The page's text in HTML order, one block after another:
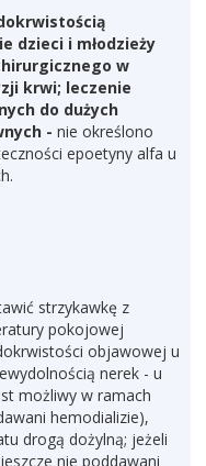
dzieci i młodzieży
w
krwi; leczenie
do dużych
- nie określono
epoetyny alfa u
strzykawkę z
pokojowej
objawowej u
nerek - u
możliwy w ramach
hemodializie),
drogą dożylną; jeżeli
nie poddawani